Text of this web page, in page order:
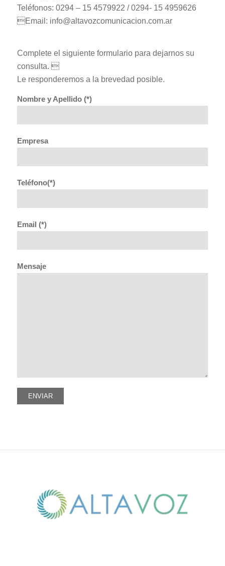
Teléfonos: 0294 – 15 4579922 / 0294- 15 4959626
Email: info@altavozcomunicacion.com.ar
Complete el siguiente formulario para dejarnos su
consulta. 
Le responderemos a la brevedad posible.
Nombre y Apellido (*)
Empresa
Teléfono(*)
Email (*)
Mensaje